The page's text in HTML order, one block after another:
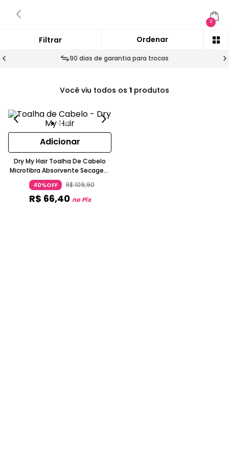
0
90 dias de garantia para trocas
Você viu todos os 1 produtos
Adicionar
Dry My Hair Toalha De Cabelo
Microfibra Absorvente Secagem
Rápida Azul Turquesa Botão
OCEANE
40%OFF R$109,90
R$ 66,40 no Pix